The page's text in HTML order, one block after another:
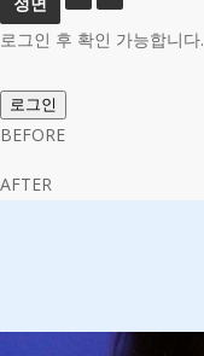
로그인 후 확인 가능합니다.
로그인
BEFORE
AFTER